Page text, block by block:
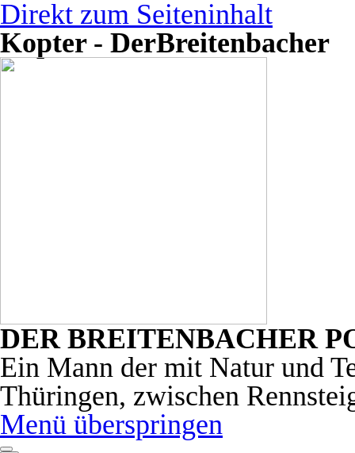
Direkt zum Seiteninhalt
Kopter - DerBreitenbacher
DER BREITENBACHER
Ein Mann der mit Natur und
Thüringen, zwischen
Menü überspringen